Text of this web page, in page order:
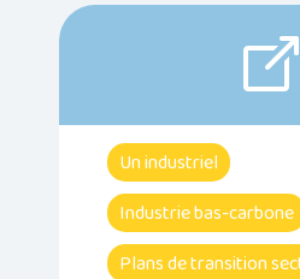
Un industriel
Industrie bas-carbone
Plans de transition